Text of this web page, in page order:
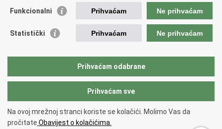
AORT
FEAD
HR PRES 2020
Copyright © 2026 Ministarstvo rada, mirovinskog sustava, obitelji i
socijalne politike Uvjeti korištenja
Funkcionalni Prihvaćam Ne prihvaćam
Statistički Prihvaćam Ne prihvaćam
Prihvaćam odabrane
Prihvaćam sve
Na ovoj mrežnoj stranci koriste se kolačići. Molimo Vas da
pročitate Obavijest o kolačićima.